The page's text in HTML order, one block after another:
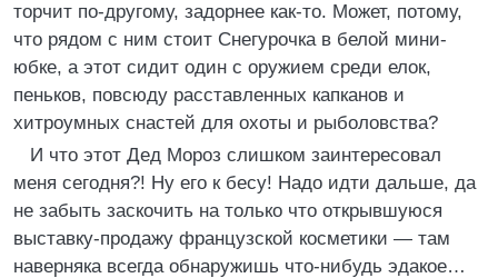
торчит по-другому, задорнее как-то. Может, потому,
что рядом с ним стоит Снегурочка в белой мини-
юбке, а этот сидит один с оружием среди елок,
пеньков, повсюду расставленных капканов и
хитроумных снастей для охоты и рыболовства?
И что этот Дед Мороз слишком заинтересовал
меня сегодня?! Ну его к бесу! Надо идти дальше, да
не забыть заскочить на только что открывшуюся
выставку-продажу французской косметики — там
наверняка всегда обнаружишь что-нибудь эдакое…